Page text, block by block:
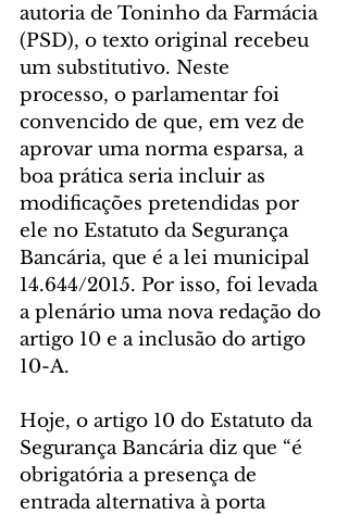
autoria de Toninho da Farmácia
(PSD), o texto original recebeu
um substitutivo. Neste
processo, o parlamentar foi
convencido de que, em vez de
aprovar uma norma esparsa, a
boa prática seria incluir as
modificações pretendidas por
ele no Estatuto da Segurança
Bancária, que é a lei municipal
14.644/2015. Por isso, foi levada
a plenário uma nova redação do
artigo 10 e a inclusão do artigo
10-A.
Hoje, o artigo 10 do Estatuto da
Segurança Bancária diz que “é
obrigatória a presença de
entrada alternativa à porta